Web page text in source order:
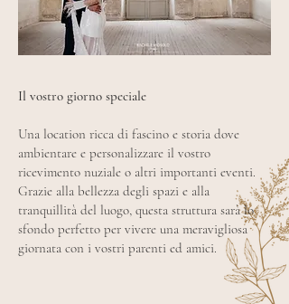
Il vostro giorno speciale
Una location ricca di fascino e storia dove
ambientare e personalizzare il vostro
ricevimento nuziale o altri importanti eventi.
Grazie alla bellezza degli spazi e alla
tranquillità del luogo, questa struttura sarà lo
sfondo perfetto per vivere una meravigliosa
giornata con i vostri parenti ed amici.